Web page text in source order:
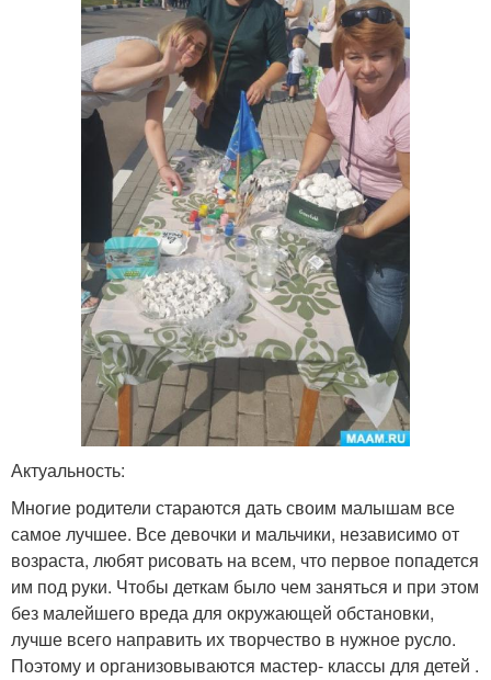
Актуальность:
Многие родители стараются дать своим малышам все
самое лучшее. Все девочки и мальчики, независимо от
возраста, любят рисовать на всем, что первое попадется
им под руки. Чтобы деткам было чем заняться и при этом
без малейшего вреда для окружающей обстановки,
лучше всего направить их творчество в нужное русло.
Поэтому и организовываются мастер- классы для детей .